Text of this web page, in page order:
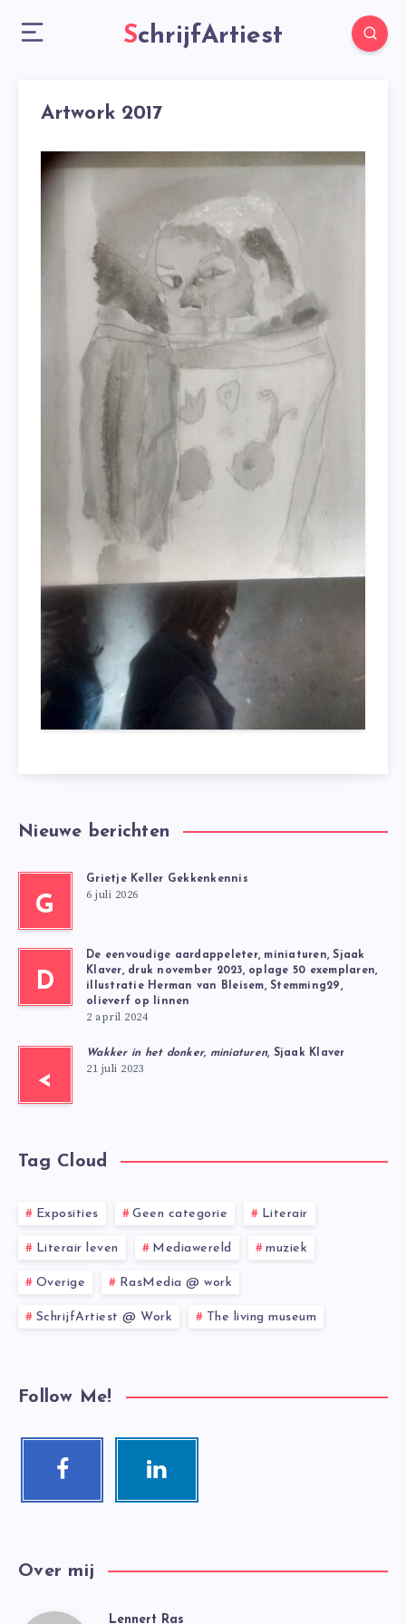
SchrijfArtiest
Artwork 2017
Nieuwe berichten
G
Grietje Keller Gekkenkennis
6 juli 2026
D
De eenvoudige aardappeleter, miniaturen, Sjaak
Klaver, druk november 2023, oplage 50 exemplaren,
illustratie Herman van Bleisem, Stemming29,
olieverf op linnen
2 april 2024
<
Wakker in het donker, miniaturen, Sjaak Klaver
21 juli 2023
Tag Cloud
Exposities Geen categorie Literair
Literair leven Mediawereld muziek
Overige RasMedia @ work
SchrijfArtiest @ Work The living museum
Follow Me!
Facebook Linkedin
Over mij
Lennert Ras